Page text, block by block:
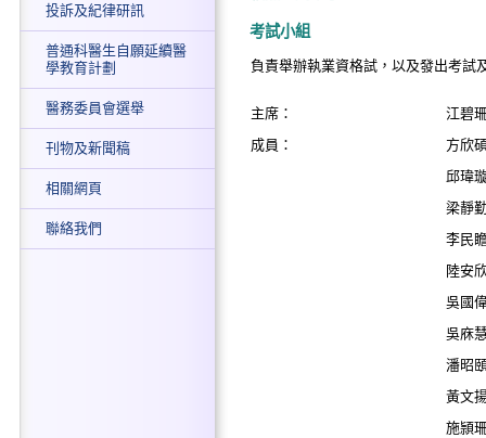
投訴及紀律研訊
普通科醫生自願延續醫
學教育計劃
醫務委員會選舉
刊物及新聞稿
相關網頁
聯絡我們
考試小組
負責舉辦執業資格試，以及發出考試
主席：
江碧
成員：
方欣
邱瑋
梁靜
李民
陸安
吳國
吳庥
潘昭
黃文
施頴